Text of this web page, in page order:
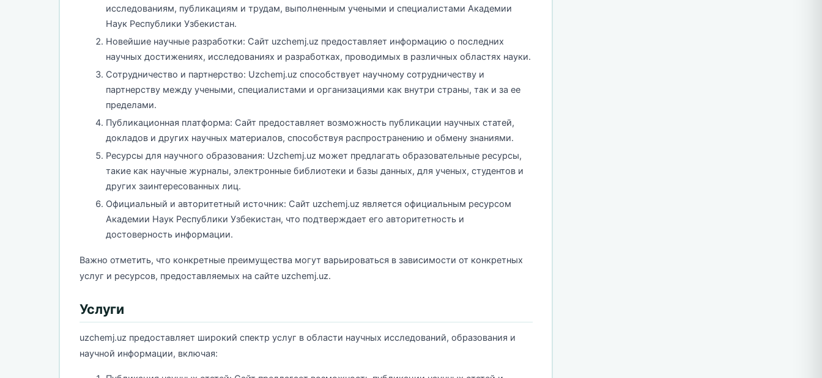
исследованиям, публикациям и трудам, выполненным учеными и специалистами Академии
Наук Республики Узбекистан.
Новейшие научные разработки: Сайт uzchemj.uz предоставляет информацию о последних
научных достижениях, исследованиях и разработках, проводимых в различных областях науки.
Сотрудничество и партнерство: Uzchemj.uz способствует научному сотрудничеству и
партнерству между учеными, специалистами и организациями как внутри страны, так и за ее
пределами.
Публикационная платформа: Сайт предоставляет возможность публикации научных статей,
докладов и других научных материалов, способствуя распространению и обмену знаниями.
Ресурсы для научного образования: Uzchemj.uz может предлагать образовательные ресурсы,
такие как научные журналы, электронные библиотеки и базы данных, для ученых, студентов и
других заинтересованных лиц.
Официальный и авторитетный источник: Сайт uzchemj.uz является официальным ресурсом
Академии Наук Республики Узбекистан, что подтверждает его авторитетность и
достоверность информации.
Важно отметить, что конкретные преимущества могут варьироваться в зависимости от конкретных
услуг и ресурсов, предоставляемых на сайте uzchemj.uz.
Услуги
uzchemj.uz предоставляет широкий спектр услуг в области научных исследований, образования и
научной информации, включая: